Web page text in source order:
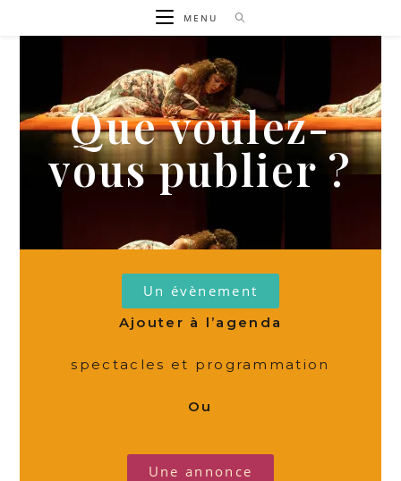
MENU
Que voulez-
vous publier ?
Un évènement
Ajouter à l’agenda
spectacles et programmation
Ou
Une annonce